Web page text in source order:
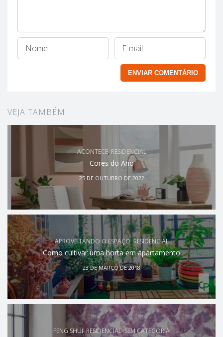
VEJA TAMBÉM
ACONTECE, RESIDENCIAL
Cores do Ano
25 DE OUTUBRO DE 2022
APROVEITANDO O ESPAÇO,RESIDENCIAL
Como cultivar uma horta em apartamento
23 DE MARÇO DE 2018
FENG SHUI,RESIDENCIAL,SEM CATEGORIA